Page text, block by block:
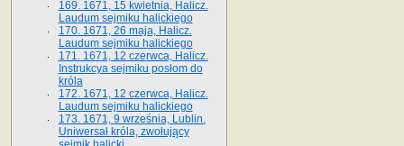
169. 1671, 15 kwietnia, Halicz.
Laudum sejmiku halickiego
170. 1671, 26 maja, Halicz.
Laudum sejmiku halickiego
171. 1671, 12 czerwca, Halicz.
Instrukcya sejmiku posłom do
króla
172. 1671, 12 czerwca, Halicz.
Laudum sejmiku halickiego
173. 1671, 9 września, Lublin.
Uniwersał króla, zwołujący